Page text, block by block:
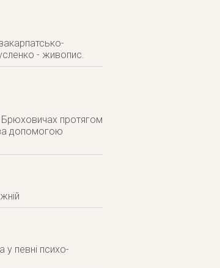
- живопис.
протягом
допомогою
у певні психо-